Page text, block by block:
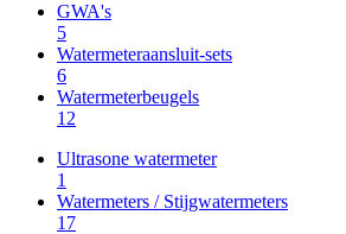
GWA's
5
Watermeteraansluit-sets
6
Watermeterbeugels
12
Ultrasone watermeter
1
Watermeters / Stijgwatermeters
17